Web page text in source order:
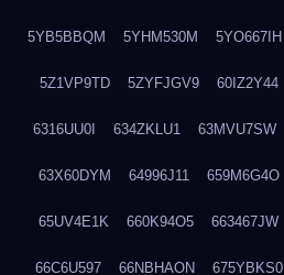
5YB5BBQM 5YHM530M 5YO667IH
5Z1VP9TD 5ZYFJGV9 60IZ2Y44
6316UU0I 634ZKLU1 63MVU7SW
63X60DYM 64996J11 659M6G4O
65UV4E1K 660K94O5 663467JW
66C6U597 66NBHAON 675YBKS0